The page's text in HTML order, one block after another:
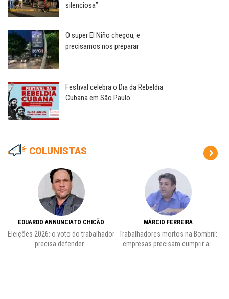
silenciosa”
O super El Niño chegou, e
precisamos nos preparar
Festival celebra o Dia da Rebeldia
Cubana em São Paulo
COLUNISTAS
EDUARDO ANNUNCIATO CHICÃO
Eleições 2026: o voto do trabalhador
precisa defender...
MÁRCIO FERREIRA
Trabalhadores mortos na Bombril:
empresas precisam cumprir a...